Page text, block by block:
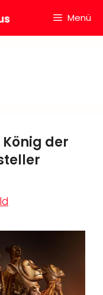
Menü
der